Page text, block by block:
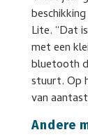
Lite. “Dat
met een
bluetooth
stuurt. Op
van
Andere